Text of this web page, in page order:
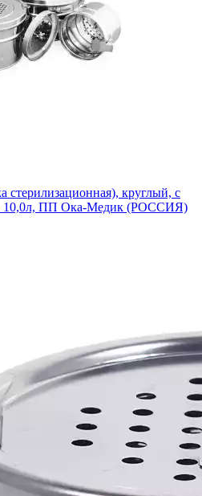
стерилизационная), круглый, с
10,0л, ПП Ока-Медик (РОССИЯ)